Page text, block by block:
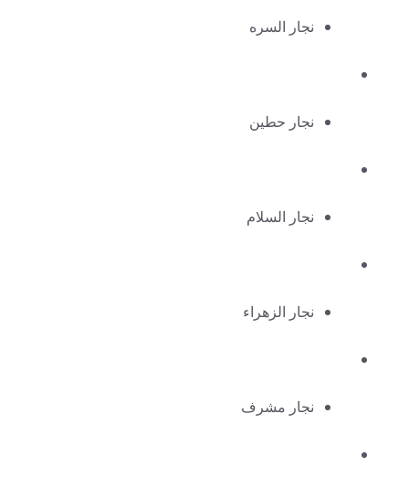
نجار السره
نجار حطين
نجار السلام
نجار الزهراء
نجار مشرف